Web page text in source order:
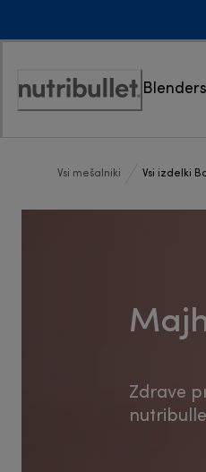
Accessibility
Blenders
Vsi mešalniki Vsi izdelki
Zdrave